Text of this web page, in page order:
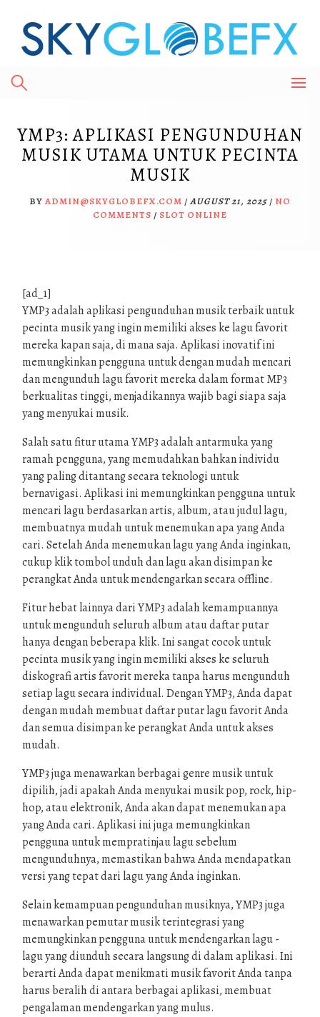
content
YMP3: APLIKASI PENGUNDUHAN
MUSIK UTAMA UNTUK PECINTA
MUSIK
BY ADMIN@SKYGLOBEFX.COM / AUGUST 21, 2025/ NO
COMMENTS / SLOT ONLINE
[ad_1]
YMP3 adalah aplikasi pengunduhan musik terbaik untuk
pecinta musik yang ingin memiliki akses ke lagu favorit
mereka kapan saja, di mana saja. Aplikasi inovatif ini
memungkinkan pengguna untuk dengan mudah mencari
dan mengunduh lagu favorit mereka dalam format MP3
berkualitas tinggi, menjadikannya wajib bagi siapa saja
yang menyukai musik.
Salah satu fitur utama YMP3 adalah antarmuka yang
ramah pengguna, yang memudahkan bahkan individu
yang paling ditantang secara teknologi untuk
bernavigasi. Aplikasi ini memungkinkan pengguna untuk
mencari lagu berdasarkan artis, album, atau judul lagu,
membuatnya mudah untuk menemukan apa yang Anda
cari. Setelah Anda menemukan lagu yang Anda inginkan,
cukup klik tombol unduh dan lagu akan disimpan ke
perangkat Anda untuk mendengarkan secara offline.
Fitur hebat lainnya dari YMP3 adalah kemampuannya
untuk mengunduh seluruh album atau daftar putar
hanya dengan beberapa klik. Ini sangat cocok untuk
pecinta musik yang ingin memiliki akses ke seluruh
diskografi artis favorit mereka tanpa harus mengunduh
setiap lagu secara individual. Dengan YMP3, Anda dapat
dengan mudah membuat daftar putar lagu favorit Anda
dan semua disimpan ke perangkat Anda untuk akses
mudah.
YMP3 juga menawarkan berbagai genre musik untuk
dipilih, jadi apakah Anda menyukai musik pop, rock, hip-
hop, atau elektronik, Anda akan dapat menemukan apa
yang Anda cari. Aplikasi ini juga memungkinkan
pengguna untuk mempratinjau lagu sebelum
mengunduhnya, memastikan bahwa Anda mendapatkan
versi yang tepat dari lagu yang Anda inginkan.
Selain kemampuan pengunduhan musiknya, YMP3 juga
menawarkan pemutar musik terintegrasi yang
memungkinkan pengguna untuk mendengarkan lagu -
lagu yang diunduh secara langsung di dalam aplikasi. Ini
berarti Anda dapat menikmati musik favorit Anda tanpa
harus beralih di antara berbagai aplikasi, membuat
pengalaman mendengarkan yang mulus.